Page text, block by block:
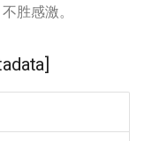
胜感激。